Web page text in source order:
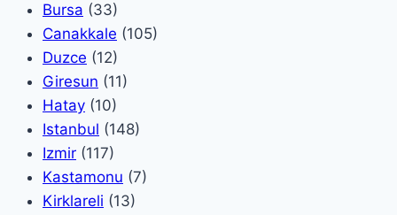
Bursa (33)
Canakkale (105)
Duzce (12)
Giresun (11)
Hatay (10)
Istanbul (148)
Izmir (117)
Kastamonu (7)
Kirklareli (13)